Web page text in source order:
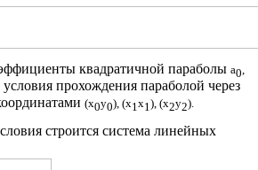
квадратичной параболы а0,
прохождения параболой через
(x0y0), (x1 x1 ), (x2y2).
строится система линейных